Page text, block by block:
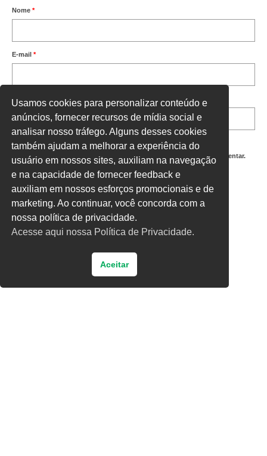
Nome *
E-mail *
Site
Salvar meus dados neste navegador para a próxima vez que eu comentar.
Digite uma resposta em números:
vinte + oito =
Usamos cookies para personalizar conteúdo e
anúncios, fornecer recursos de mídia social e
analisar nosso tráfego. Alguns desses cookies
também ajudam a melhorar a experiência do
usuário em nossos sites, auxiliam na navegação
e na capacidade de fornecer feedback e
auxiliam em nossos esforços promocionais e de
marketing. Ao continuar, você concorda com a
nossa política de privacidade.
Acesse aqui nossa Política de Privacidade.
Aceitar